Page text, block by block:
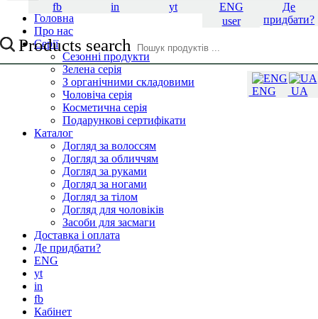
Де
придбати?
ENG
UA
ENG
yt
in
fb
user
Products search
Головна
Про нас
Серії
Сезонні продукти
Зелена серія
З органічними складовими
Чоловіча серія
Косметична серія
Подарункові сертифікати
Каталог
Догляд за волоссям
Догляд за обличчям
Догляд за руками
Догляд за ногами
Догляд за тілом
Догляд для чоловіків
Засоби для засмаги
Доставка і оплата
Де придбати?
ENG
yt
in
fb
Кабінет